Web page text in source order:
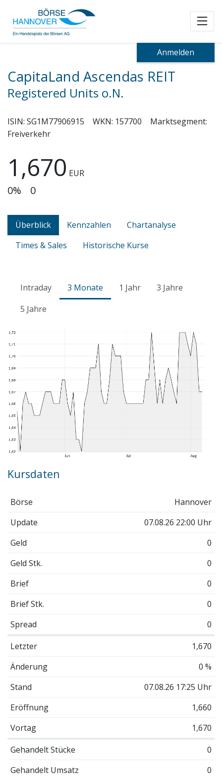
Anmelden
CapitaLand Ascendas REIT
Registered Units o.N.
ISIN: SG1M77906915 WKN: 157700
Marktsegment:
Freiverkehr
1,670 EUR
0% 0
Überblick Kennzahlen
Chartanalyse
Times & Sales
Historische Kurse
Intraday 3 Monate 1 Jahr
3 Jahre
5 Jahre
Kursdaten
Börse
Hannover
Update
07.08.26 22:00 Uhr
Geld
0
Geld Stk.
0
Brief
0
Brief Stk.
0
Spread
0
Letzter
1,670
Änderung
0 %
Stand
07.08.26 17:25 Uhr
Eröffnung
1,660
Vortag
1,670
Gehandelt Stücke
0
Gehandelt Umsatz
0